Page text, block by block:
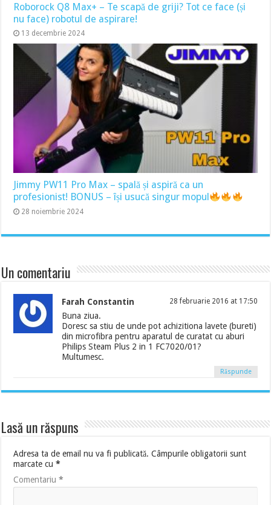
Roborock Q8 Max+ – Te scapă de griji? Tot ce face (și
nu face) robotul de aspirare!
13 decembrie 2024
Jimmy PW11 Pro Max – spală și aspiră ca un
profesionist! BONUS – își usucă singur mopul
28 noiembrie 2024
Un comentariu
Farah Constantin 28 februarie 2016 at 17:50
Buna ziua.
Doresc sa stiu de unde pot achizitiona lavete (bureti)
din microfibra pentru aparatul de curatat cu aburi
Philips Steam Plus 2 in 1 FC7020/01?
Multumesc.
Răspunde
Lasă un răspuns
Adresa ta de email nu va fi publicată. Câmpurile obligatorii sunt
marcate cu*
Comentariu*